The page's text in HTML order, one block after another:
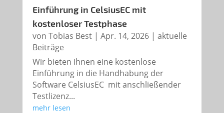
Einführung in CelsiusEC mit
kostenloser Testphase
von Tobias Best| Apr. 14, 2026| aktuelle
Beiträge
Wir bieten Ihnen eine kostenlose
Einführung in die Handhabung der
Software CelsiusEC mit anschließender
Testlizenz...
mehr lesen